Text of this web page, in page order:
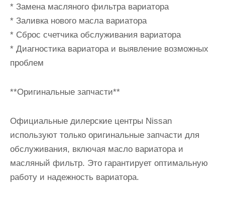
* Замена масляного фильтра вариатора
* Заливка нового масла вариатора
* Сброс счетчика обслуживания вариатора
* Диагностика вариатора и выявление возможных
проблем
**Оригинальные запчасти**
Официальные дилерские центры Nissan
используют только оригинальные запчасти для
обслуживания, включая масло вариатора и
масляный фильтр. Это гарантирует оптимальную
работу и надежность вариатора.